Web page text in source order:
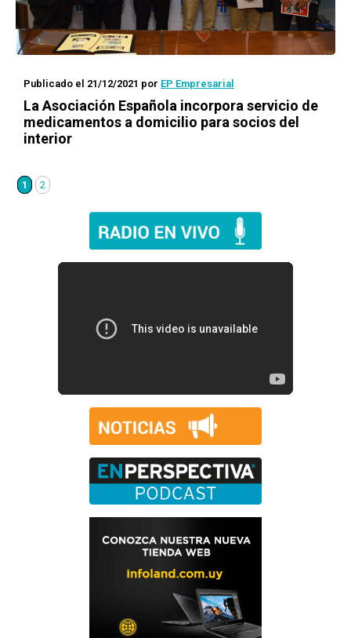
Publicado el 21/12/2021 por EP Empresarial
La Asociación Española incorpora servicio de
medicamentos a domicilio para socios del
interior
1 2